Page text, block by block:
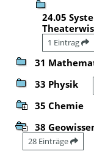
24.05
1 Eintrag
31
33 Physik
35 Chemie
38
28 Einträge